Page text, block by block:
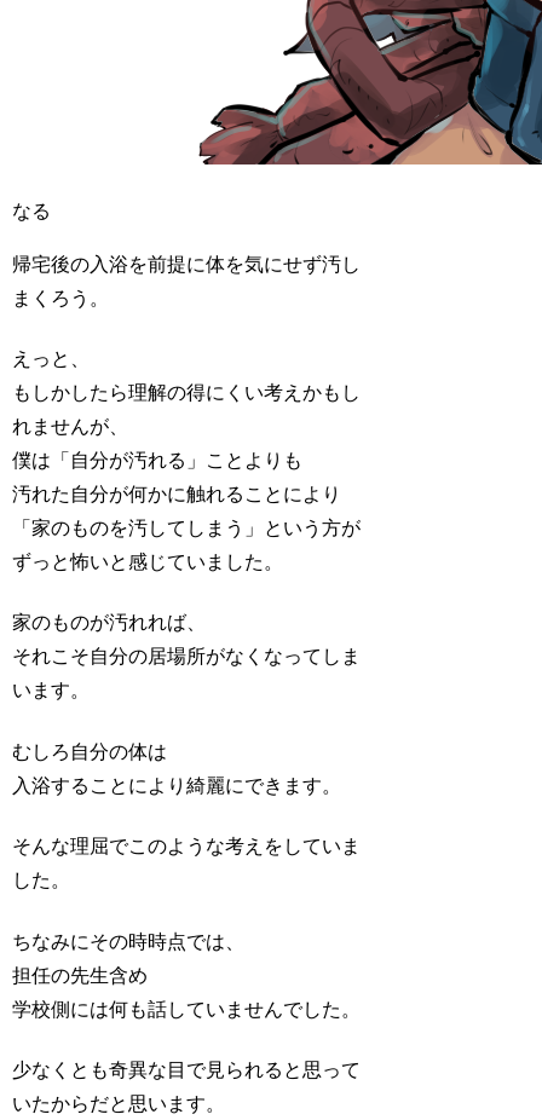
なる
帰宅後の入浴を前提に体を気にせず汚し
まくろう。
えっと、
もしかしたら理解の得にくい考えかもし
れませんが、
僕は「自分が汚れる」ことよりも
汚れた自分が何かに触れることにより
「家のものを汚してしまう」という方が
ずっと怖いと感じていました。
家のものが汚れれば、
それこそ自分の居場所がなくなってしま
います。
むしろ自分の体は
入浴することにより綺麗にできます。
そんな理屈でこのような考えをしていま
した。
ちなみにその時時点では、
担任の先生含め
学校側には何も話していませんでした。
少なくとも奇異な目で見られると思って
いたからだと思います。